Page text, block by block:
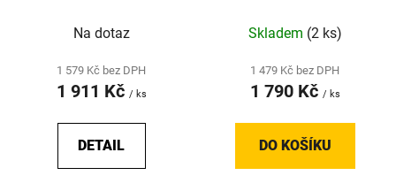
Na dotaz
1 579 Kč bez DPH
1 911 Kč / ks
DETAIL
Skladem (2 ks)
1 479 Kč bez DPH
1 790 Kč / ks
DO KOŠÍKU